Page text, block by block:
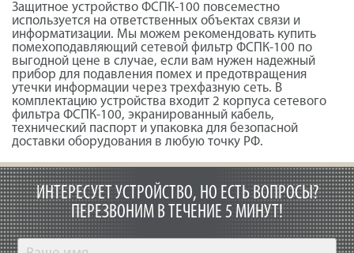
Защитное устройство ФСПК-100 повсеместно
используется на ответственных объектах связи и
информатизации. Мы можем рекомендовать купить
помехоподавляющий сетевой фильтр ФСПК-100 по
выгодной цене в случае, если вам нужен надежный
прибор для подавления помех и предотвращения
утечки информации через трехфазную сеть. В
комплектацию устройства входит 2 корпуса сетевого
фильтра ФСПК-100, экранированный кабель,
технический паспорт и упаковка для безопасной
доставки оборудования в любую точку РФ.
ИНТЕРЕСУЕТ УСТРОЙСТВО, НО ЕСТЬ ВОПРОСЫ?
ПЕРЕЗВОНИМ В ТЕЧЕНИЕ 5 МИНУТ!